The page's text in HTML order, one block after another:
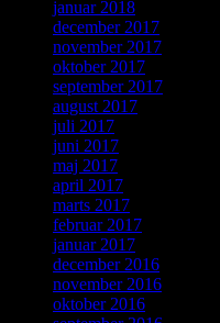
januar 2018
december 2017
november 2017
oktober 2017
september 2017
august 2017
juli 2017
juni 2017
maj 2017
april 2017
marts 2017
februar 2017
januar 2017
december 2016
november 2016
oktober 2016